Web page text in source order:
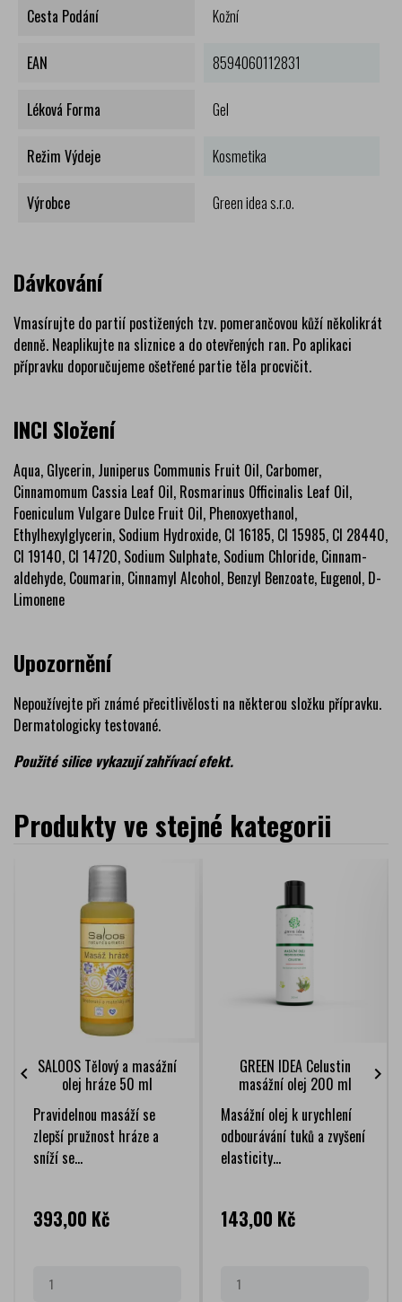
Cesta Podání Kožní
EAN 8594060112831
Léková Forma Gel
Režim Výdeje Kosmetika
Výrobce Green idea s.r.o.
Dávkování
Vmasírujte do partií postižených tzv. pomerančovou kůží několikrát
denně. Neaplikujte na sliznice a do otevřených ran. Po aplikaci
přípravku doporučujeme ošetřené partie těla procvičit.
INCI Složení
Aqua, Glycerin, Juniperus Communis Fruit Oil, Carbomer,
Cinnamomum Cassia Leaf Oil, Rosmarinus Officinalis Leaf Oil,
Foeniculum Vulgare Dulce Fruit Oil, Phenoxyethanol,
Ethylhexylglycerin, Sodium Hydroxide, CI 16185, CI 15985, CI 28440,
CI 19140, CI 14720, Sodium Sulphate, Sodium Chloride, Cinnam­
aldehyde, Coumarin, Cinnamyl Alcohol, Benzyl Benzoate, Eugenol, D-
Limonene
Upozornění
Nepoužívejte při známé přecitlivělosti na některou složku přípravku.
Dermatologicky testované.
Použité silice vykazují zahřívací efekt.
Produkty ve stejné kategorii
SALOOS Tělový a masážní
olej hráze 50 ml
Pravidelnou masáží se
zlepší pružnost hráze a
sníží se...
Cena
393,00 Kč
GREEN IDEA Celustin
masážní olej 200 ml
Masážní olej k urychlení
odbourávání tuků a zvyšení
elasticity...
Cena
143,00 Kč
 